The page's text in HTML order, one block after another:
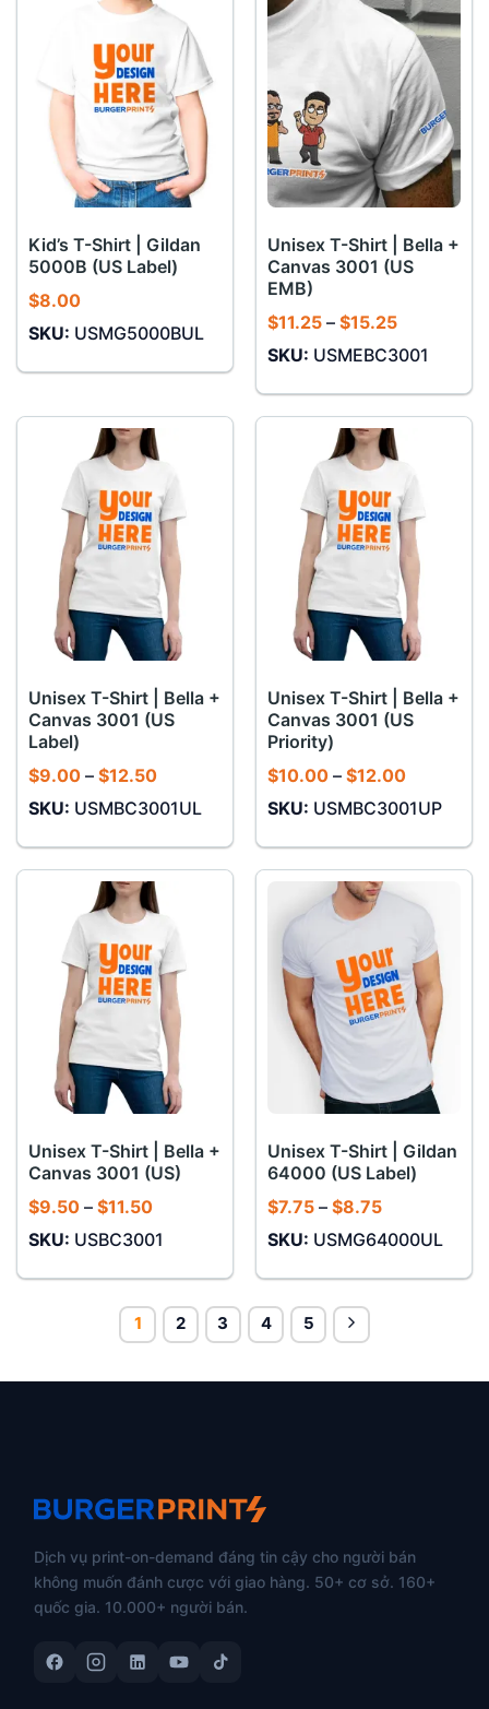
Kid’s T-Shirt | Gildan
5000B (US Label)
$8.00
SKU: USMG5000BUL
Unisex T-Shirt | Bella +
Canvas 3001 (US
EMB)
$11.25 – $15.25Khoảng
từ
đến
SKU: USMEBC3001
Unisex T-Shirt | Bella +
Canvas 3001 (US
Label)
$9.00 – $12.50Khoảng
từ
đến
SKU: USMBC3001UL
Unisex T-Shirt | Bella +
Canvas 3001 (US
Priority)
$10.00 – $12.00Khoảng
từ
đến
SKU: USMBC3001UP
Unisex T-Shirt | Bella +
Canvas 3001 (US)
$9.50 – $11.50Khoảng
từ
đến
SKU: USBC3001
Unisex T-Shirt | Gildan
64000 (US Label)
$7.75 – $8.75Khoảng
từ
đến
SKU: USMG64000UL
1 2 3 4 5
Dịch vụ print-on-demand đáng tin cậy cho người bán
không muốn đánh cược với giao hàng. 50+ cơ sở. 160+
quốc gia. 10.000+ người bán.